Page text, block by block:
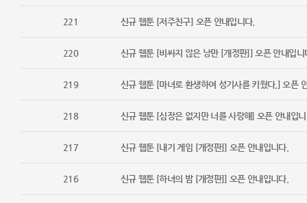
221 신규 웹툰 [저주친구] 오픈 안내입니다.
220 신규 웹툰 [비싸지 않은 낭만 [개정판]] 오픈 안내입니
219 신규 웹툰 [마녀로 환생하여 성기사를 키웠다.] 오픈
218 신규 웹툰 [심장은 없지만 너를 사랑해] 오픈 안내입
217 신규 웹툰 [내기 게임 [개정판]] 오픈 안내입니다.
216 신규 웹툰 [하녀의 밤 [개정판]] 오픈 안내입니다.